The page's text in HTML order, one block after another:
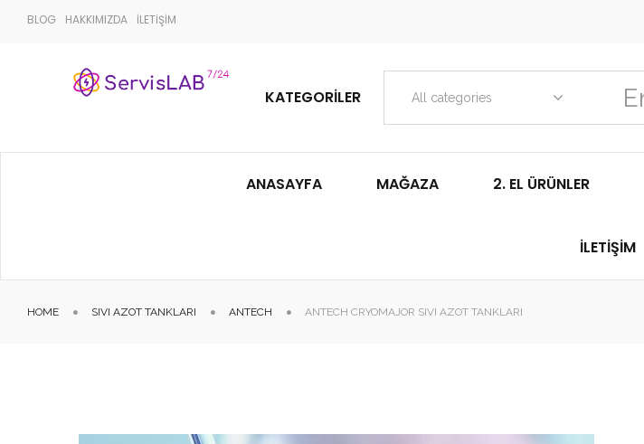
BLOG HAKKIMIZDA İLETİŞİM
KATEGORILER All categories
ANASAYFA MAĞAZA 2. EL ÜRÜNLER
İLETIŞIM
HOME SIVI AZOT TANKLARI ANTECH ANTECH CRYOMAJOR SIVI AZOT TANKLARI